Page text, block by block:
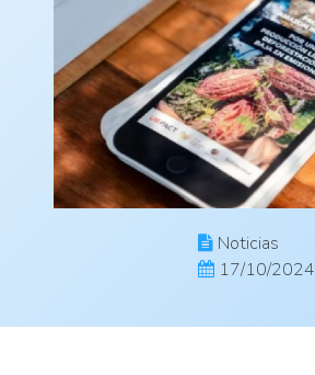
Noticias
17/10/2024